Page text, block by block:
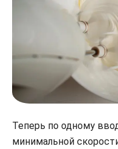
Теперь по одному
минимальной